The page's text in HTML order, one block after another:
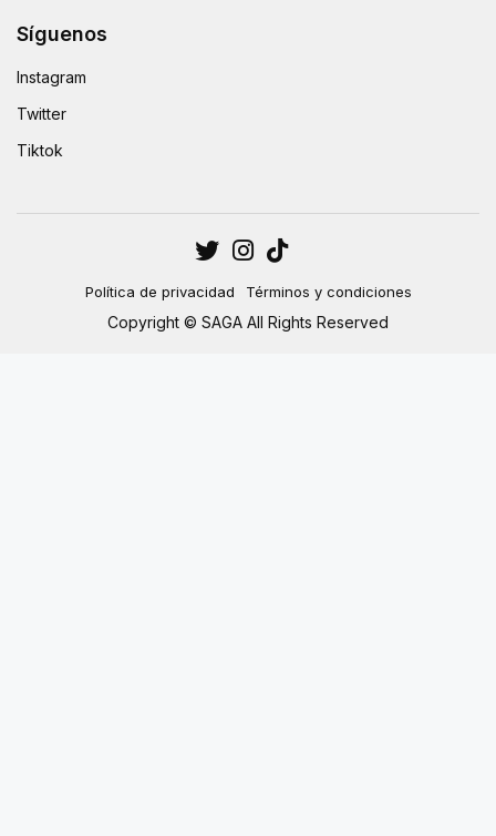
Síguenos
Instagram
Twitter
Tiktok
Política de privacidad Términos y condiciones
Copyright © SAGA All Rights Reserved